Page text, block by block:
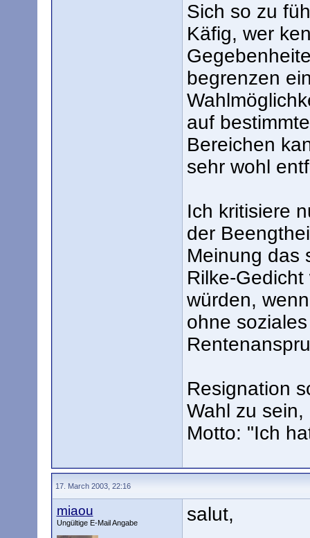
Sich so zu
Käfig, wer
begrenzen
auf
Bereichen
sehr wohl
Ich kritisiere
der
Meinung das
Rilke-
würden,
ohne
Resignation
Wahl zu
Motto: "Ich
17. March 2003, 22:16
miaou
Ungültige E-Mail Angabe salut,